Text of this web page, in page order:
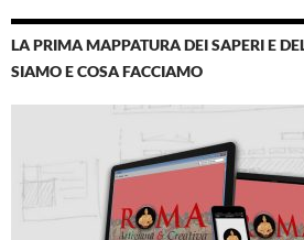
LA PRIMA MAPPATURA DEI SAPERI E
SIAMO E COSA FACCIAMO